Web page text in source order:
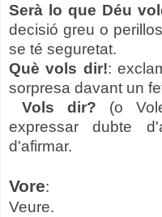
Serà lo que Déu
decisió greu o
se té seguretat.
Què vols dir!:
sorpresa davant un
Vols dir? (o
expressar dubte
d'afirmar.
Vore:
Veure.